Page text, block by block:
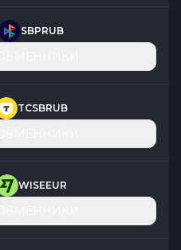
SBPRUB
TCSBRUB
WISEEUR